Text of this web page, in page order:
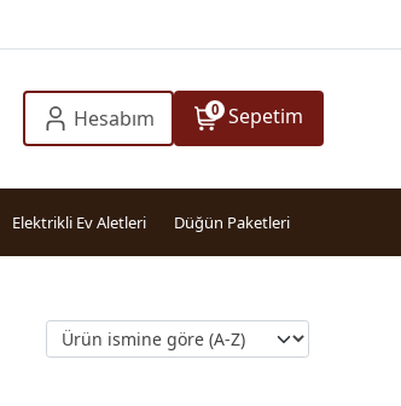
Hesabım 0 Sepetim
Elektrikli Ev Aletleri Düğün Paketleri